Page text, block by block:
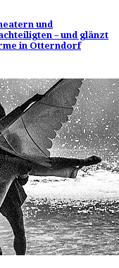
und
– und glänzt
in Otterndorf